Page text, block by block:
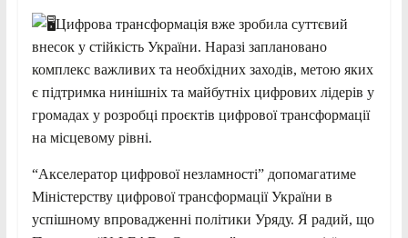
Цифрова трансформація вже зробила суттєвий
внесок у стійкість України. Наразі заплановано
комплекс важливих та необхідних заходів, метою яких
є підтримка нинішніх та майбутніх цифрових лідерів у
громадах у розробці проєктів цифрової трансформації
на місцевому рівні.
“Акселератор цифрової незламності” допомагатиме
Міністерству цифрової трансформації України в
успішному впровадженні політики Уряду. Я радий, що